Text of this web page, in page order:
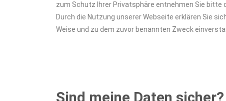
zum Schutz Ihrer Privatsphäre entnehmen Sie bitte
Durch die Nutzung unserer Webseite erklären Sie
Weise und zu dem zuvor benannten Zweck
Sind meine Daten sicher?